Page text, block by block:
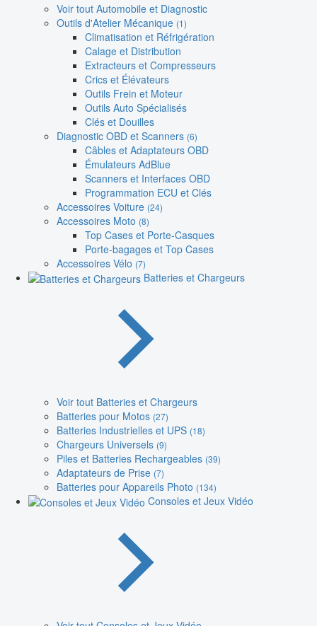
Voir tout Automobile et Diagnostic
Outils d'Atelier Mécanique (1)
Climatisation et Réfrigération
Calage et Distribution
Extracteurs et Compresseurs
Crics et Élévateurs
Outils Frein et Moteur
Outils Auto Spécialisés
Clés et Douilles
Diagnostic OBD et Scanners (6)
Câbles et Adaptateurs OBD
Émulateurs AdBlue
Scanners et Interfaces OBD
Programmation ECU et Clés
Accessoires Voiture (24)
Accessoires Moto (8)
Top Cases et Porte-Casques
Porte-bagages et Top Cases
Accessoires Vélo (7)
Batteries et Chargeurs
Voir tout Batteries et Chargeurs
Batteries pour Motos (27)
Batteries Industrielles et UPS (18)
Chargeurs Universels (9)
Piles et Batteries Rechargeables (39)
Adaptateurs de Prise (7)
Batteries pour Appareils Photo (134)
Consoles et Jeux Vidéo